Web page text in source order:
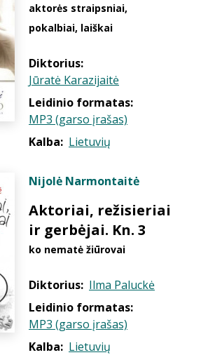
aktorės straipsniai,
pokalbiai, laiškai
Diktorius:
Jūratė Karazijaitė
Leidinio formatas:
MP3 (garso įrašas)
Kalba: Lietuvių
Nijolė Narmontaitė
Aktoriai, režisieriai
ir gerbėjai. Kn. 3
ko nematė žiūrovai
Diktorius: Ilma Paluckė
Leidinio formatas:
MP3 (garso įrašas)
Kalba: Lietuvių